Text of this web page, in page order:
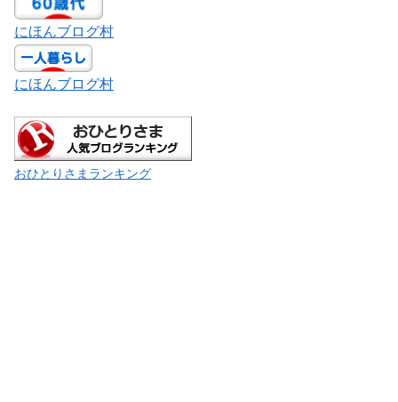
にほんブログ村
にほんブログ村
おひとりさまランキング